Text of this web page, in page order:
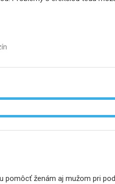
pomôcť ženám aj mužom pri